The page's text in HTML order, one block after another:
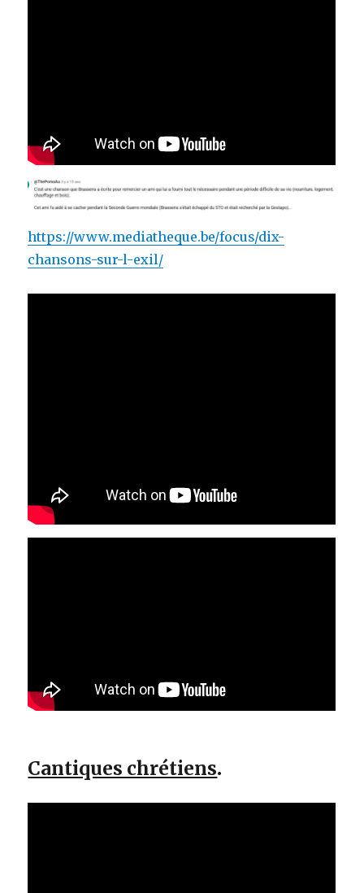
https://www.mediatheque.be/focus/dix-
chansons-sur-l-exil/
Cantiques chrétiens.